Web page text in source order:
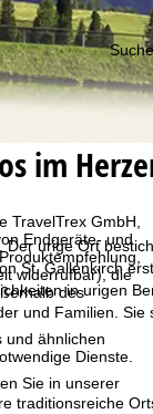
TravelTrex GmbH,
Endgeräte- und
widerrufbar), die
des
und ähnlichen
Dienste.
Sie in unserer
im
urige Ort
St. Gallenkirch
in urigen
und Familien.
traditionsreiche